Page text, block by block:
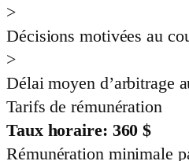
>
Décisions motivées au
>
Délai moyen d’arbitrage
Tarifs de rémunération
Taux horaire: 360 $
Rémunération minimale